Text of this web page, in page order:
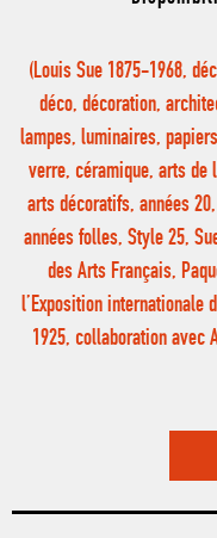
(Louis Sue 1875-1968,
déco, décoration,
lampes, luminaires,
verre, céramique, arts de
arts décoratifs, années
années folles, Style 25,
des Arts Français,
l’Exposition internationale
1925, collaboration avec